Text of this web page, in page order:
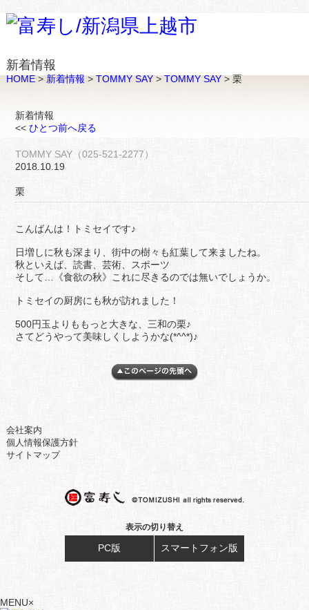
新着情報
HOME>新着情報>TOMMY SAY>TOMMY SAY> 栗
新着情報
<< ひとつ前へ戻る
TOMMY SAY（025-521-2277）
2018.10.19
栗
こんばんは！トミセイです♪
日増しに秋も深まり、街中の樹々も紅葉して来ましたね。
秋といえば、読書、芸術、スポーツ
そして…《食欲の秋》これに尽きるのでは無いでしょうか。
トミセイの厨房にも秋が訪れました！
500円玉よりももっと大きな、三和の栗♪
さてどうやって美味しくしようかな(*^^*)♪
会社案内
個人情報保護方針
サイトマップ
表示の切り替え
PC版 スマートフォン版
MENU×